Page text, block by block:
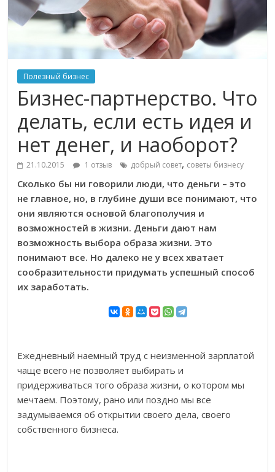
Полезный бизнес
Бизнес-партнерство. Что
делать, если есть идея и
нет денег, и наоборот?
21.10.2015 1 отзыв добрый совет, советы бизнесу
Сколько бы ни говорили люди, что деньги – это
не главное, но, в глубине души все понимают, что
они являются основой благополучия и
возможностей в жизни. Деньги дают нам
возможность выбора образа жизни. Это
понимают все. Но далеко не у всех хватает
сообразительности придумать успешный способ
их заработать.
Ежедневный наемный труд с неизменной зарплатой
чаще всего не позволяет выбирать и
придерживаться того образа жизни, о котором мы
мечтаем. Поэтому, рано или поздно мы все
задумываемся об открытии своего дела, своего
собственного бизнеса.